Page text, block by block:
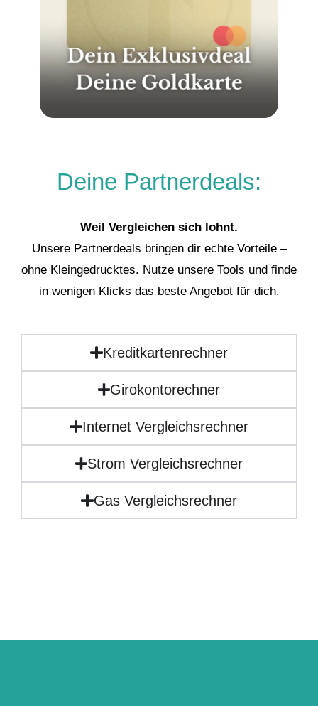
Deine Partnerdeals:
Weil Vergleichen sich lohnt.
Unsere Partnerdeals bringen dir echte Vorteile –
ohne Kleingedrucktes. Nutze unsere Tools und finde
in wenigen Klicks das beste Angebot für dich.
Kreditkartenrechner
Girokontorechner
Internet Vergleichsrechner
Strom Vergleichsrechner
Gas Vergleichsrechner